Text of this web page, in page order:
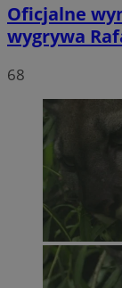
Oficjalne
wygrywa
68